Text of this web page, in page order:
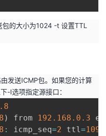
的大小为1024 -t 设置TTL
发送ICMP包。如果您的计算
-I选项指定源接口：
.8
) from 192.168 .0 .3
: icmp_seq=2 ttl=109